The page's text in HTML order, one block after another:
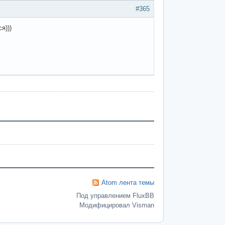
#365
Atom лента темы
Под управлением FluxBB
Модифицировал Visman